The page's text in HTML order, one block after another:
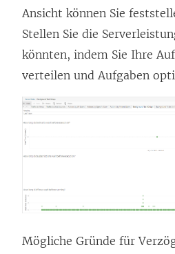
Ansicht können Sie
Stellen Sie die
könnten, indem Sie Ihre
verteilen und Aufgaben
Mögliche Gründe für